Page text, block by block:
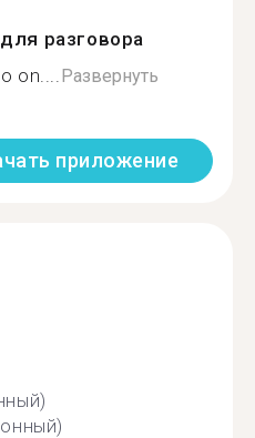
разговора
on....Развернуть
приложение